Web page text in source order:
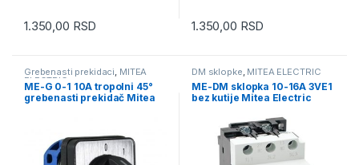
1.350,00 RSD 1.350,00 RSD
Grebenasti prekidaci, MITEA
ELECTRIC
ME-G 0-1 10A tropolni 45°
grebenasti prekidač Mitea
DM sklopke, MITEA ELECTRIC
ME-DM sklopka 10-16A 3VE1
bez kutije Mitea Electric